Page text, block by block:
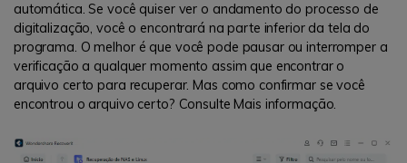
automática. Se você quiser ver o andamento do processo de
digitalização, você o encontrará na parte inferior da tela do
programa. O melhor é que você pode pausar ou interromper a
verificação a qualquer momento assim que encontrar o
arquivo certo para recuperar. Mas como confirmar se você
encontrou o arquivo certo? Consulte Mais informação.